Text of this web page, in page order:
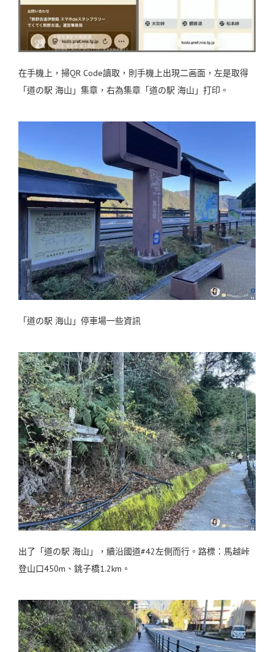
在手機上，掃QR Code讀取，則手機上出現二画面，左是取得
「道の駅 海山」集章，右為集章「道の駅 海山」打印。
「道の駅 海山」停車場一些資訊
出了「道の駅 海山」，續沿國道#42左側而行。路標：馬越峠
登山口450m、銚子橋1.2km。